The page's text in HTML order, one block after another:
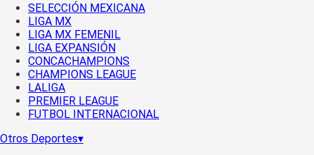
SELECCIÓN MEXICANA
LIGA MX
LIGA MX FEMENIL
LIGA EXPANSIÓN
CONCACHAMPIONS
CHAMPIONS LEAGUE
LALIGA
PREMIER LEAGUE
FUTBOL INTERNACIONAL
Otros Deportes▾